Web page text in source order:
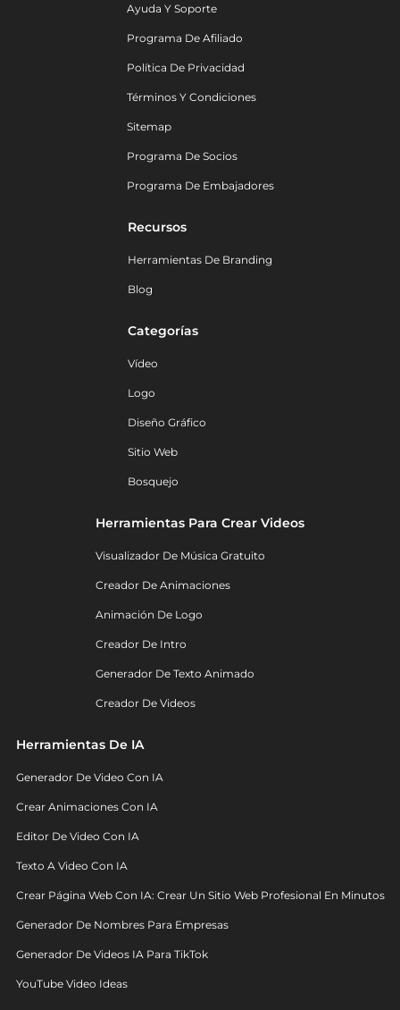
Ayuda Y Soporte
Programa De Afiliado
Política De Privacidad
Términos Y Condiciones
Sitemap
Programa De Socios
Programa De Embajadores
Recursos
Herramientas De Branding
Blog
Categorías
Vídeo
Logo
Diseño Gráfico
Sitio Web
Bosquejo
Herramientas Para Crear Videos
Visualizador De Música Gratuito
Creador De Animaciones
Animación De Logo
Creador De Intro
Generador De Texto Animado
Creador De Videos
Herramientas De IA
Generador De Video Con IA
Crear Animaciones Con IA
Editor De Video Con IA
Texto A Video Con IA
Crear Página Web Con IA: Crear Un Sitio Web Profesional En Minutos
Generador De Nombres Para Empresas
Generador De Videos IA Para TikTok
YouTube Video Ideas